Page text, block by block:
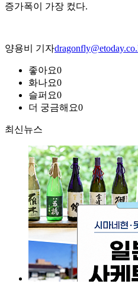
증가폭이 가장 컸다.
양용비 기자
좋아요0
화나요0
슬퍼요0
더 궁금해요0
최신뉴스